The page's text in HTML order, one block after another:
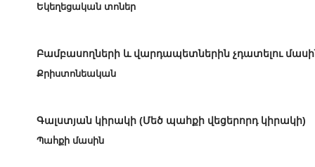
Եկեղեցական տոներ
Բամբասողների և վարդապետներին չդատելու
Քրիստոնեական
Գալստյան կիրակի (Մեծ պահքի վեցերորդ կիրակի)
Պահքի մասին